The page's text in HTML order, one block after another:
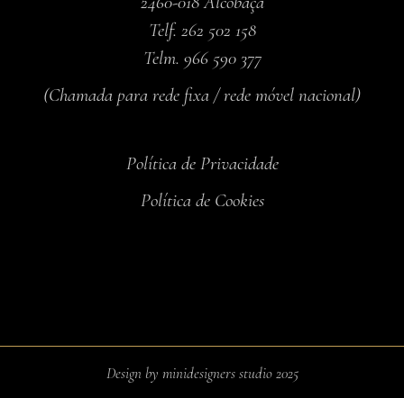
Telf. 262 502 158
Telm. 966 590 377
(Chamada para rede fixa / rede móvel nacional)
Política de Privacidade
Política de Cookies
Design by minidesigners studio 2025